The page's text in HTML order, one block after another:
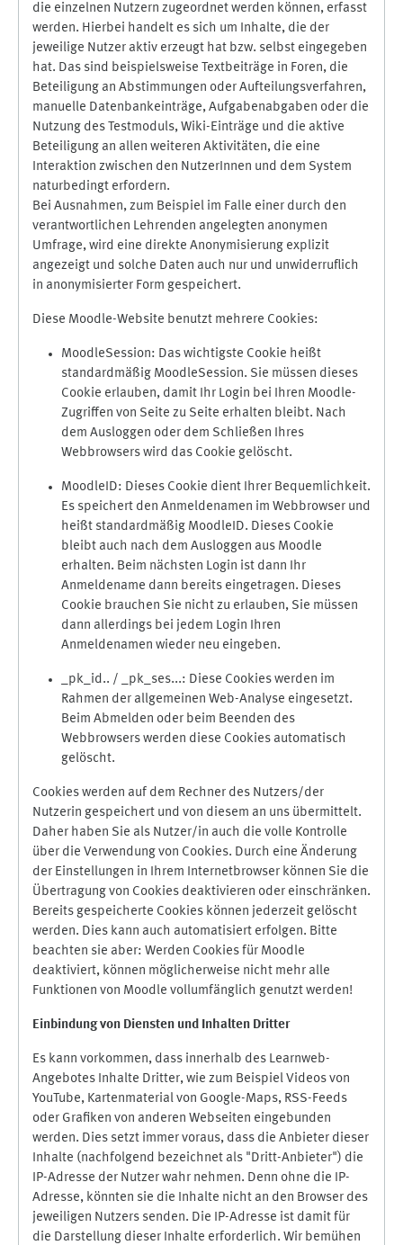
die einzelnen Nutzern zugeordnet werden können, erfasst
werden. Hierbei handelt es sich um Inhalte, die der
jeweilige Nutzer aktiv erzeugt hat bzw. selbst eingegeben
hat. Das sind beispielsweise Textbeiträge in Foren, die
Beteiligung an Abstimmungen oder Aufteilungsverfahren,
manuelle Datenbankeinträge, Aufgabenabgaben oder die
Nutzung des Testmoduls, Wiki-Einträge und die aktive
Beteiligung an allen weiteren Aktivitäten, die eine
Interaktion zwischen den NutzerInnen und dem System
naturbedingt erfordern.
Bei Ausnahmen, zum Beispiel im Falle einer durch den
verantwortlichen Lehrenden angelegten anonymen
Umfrage, wird eine direkte Anonymisierung explizit
angezeigt und solche Daten auch nur und unwiderruflich
in anonymisierter Form gespeichert.
Diese Moodle-Website benutzt mehrere Cookies:
MoodleSession: Das wichtigste Cookie heißt
standardmäßig MoodleSession. Sie müssen dieses
Cookie erlauben, damit Ihr Login bei Ihren Moodle-
Zugriffen von Seite zu Seite erhalten bleibt. Nach
dem Ausloggen oder dem Schließen Ihres
Webbrowsers wird das Cookie gelöscht.
MoodleID: Dieses Cookie dient Ihrer Bequemlichkeit.
Es speichert den Anmeldenamen im Webbrowser und
heißt standardmäßig MoodleID. Dieses Cookie
bleibt auch nach dem Ausloggen aus Moodle
erhalten. Beim nächsten Login ist dann Ihr
Anmeldename dann bereits eingetragen. Dieses
Cookie brauchen Sie nicht zu erlauben, Sie müssen
dann allerdings bei jedem Login Ihren
Anmeldenamen wieder neu eingeben.
_pk_id.. / _pk_ses...: Diese Cookies werden im
Rahmen der allgemeinen Web-Analyse eingesetzt.
Beim Abmelden oder beim Beenden des
Webbrowsers werden diese Cookies automatisch
gelöscht.
Cookies werden auf dem Rechner des Nutzers/der
Nutzerin gespeichert und von diesem an uns übermittelt.
Daher haben Sie als Nutzer/in auch die volle Kontrolle
über die Verwendung von Cookies. Durch eine Änderung
der Einstellungen in Ihrem Internetbrowser können Sie die
Übertragung von Cookies deaktivieren oder einschränken.
Bereits gespeicherte Cookies können jederzeit gelöscht
werden. Dies kann auch automatisiert erfolgen. Bitte
beachten sie aber: Werden Cookies für Moodle
deaktiviert, können möglicherweise nicht mehr alle
Funktionen von Moodle vollumfänglich genutzt werden!
Einbindung von Diensten und Inhalten Dritter
Es kann vorkommen, dass innerhalb des Learnweb-
Angebotes Inhalte Dritter, wie zum Beispiel Videos von
YouTube, Kartenmaterial von Google-Maps, RSS-Feeds
oder Grafiken von anderen Webseiten eingebunden
werden. Dies setzt immer voraus, dass die Anbieter dieser
Inhalte (nachfolgend bezeichnet als "Dritt-Anbieter") die
IP-Adresse der Nutzer wahr nehmen. Denn ohne die IP-
Adresse, könnten sie die Inhalte nicht an den Browser des
jeweiligen Nutzers senden. Die IP-Adresse ist damit für
die Darstellung dieser Inhalte erforderlich. Wir bemühen